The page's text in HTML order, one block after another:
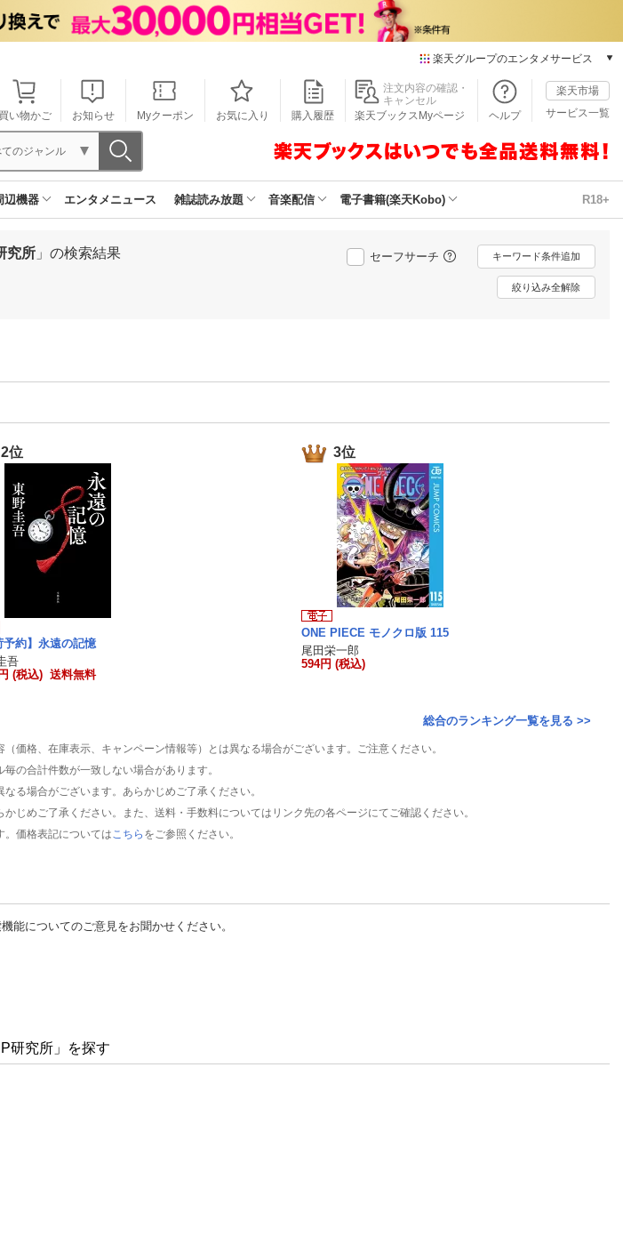
楽天グループのエンタメサービス
本/ゲーム/CD/DVD
楽天ブックス
楽天Kobo
動画配信
楽天TV
動画配信ガイド
チケット
エンタメニュース
買い物かご お知らせ Myクーポン お気に入り 購入履歴
注文内容の確認・
キャンセル
楽天ブックスMyページ
ヘルプ
楽天市場
サービス一覧
のジャンル
辺機器 エンタメニュース 雑誌読み放題 音楽配信 電子書籍(楽天Kobo) R18+
究所 」の検索結果 セーフサーチ キーワード条件追加
絞り込み全解除
2位
予約】永遠の記憶
吾
(税込) 送料無料
3位
ONE PIECE モノクロ版 115
尾田栄一郎
594円 (税込)
総合のランキング一覧を見る >>
格、在庫表示、キャンペーン情報等）とは異なる場合がございます。ご注意ください。
の合計件数が一致しない場合があります。
る場合がございます。あらかじめご了承ください。
じめご了承ください。また、送料・手数料についてはリンク先の各ページにてご確認ください。
価格表記については こちら をご参照ください。
能についてのご意見をお聞かせください。
研究所」を探す